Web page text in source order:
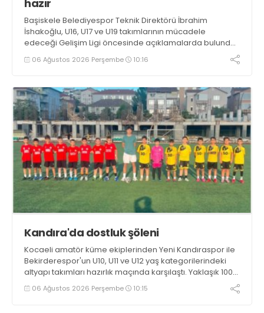
hazır
Başiskele Belediyespor Teknik Direktörü İbrahim
İshakoğlu, U16, U17 ve U19 takımlarının mücadele
edeceği Gelişim Ligi öncesinde açıklamalarda bulundu.
Genç oyuncuların gelişimine dikkat çeken İshakoğlu,
hedeflerinin sadece sonuç almak değil, Türk futboluna
06 Ağustos 2026 Perşembe 10:16
Kandıra'da dostluk şöleni
Kocaeli amatör küme ekiplerinden Yeni Kandıraspor ile
Bekirderespor'un U10, U11 ve U12 yaş kategorilerindeki
altyapı takımları hazırlık maçında karşılaştı. Yaklaşık 100
genç futbolcunun ter döktüğü maçların ardından
sporculara Kandıra'nın yöresel lezzeti mancarlı pide ve
06 Ağustos 2026 Perşembe 10:15